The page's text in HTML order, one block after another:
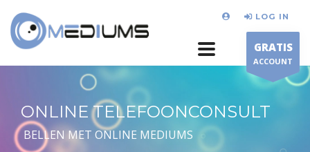
LOG IN
GRATIS
ACCOUNT
ONLINE TELEFOONCONSULT
BELLEN MET ONLINE MEDIUMS